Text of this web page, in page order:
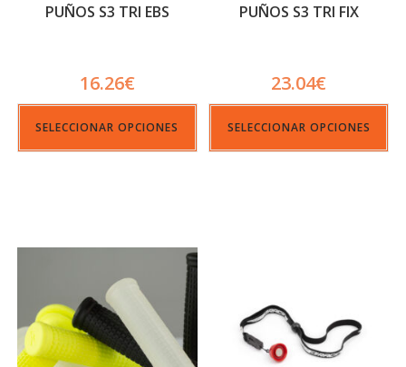
PUÑOS S3 TRI EBS
16.26€
SELECCIONAR OPCIONES
PUÑOS S3 TRI FIX
23.04€
SELECCIONAR OPCIONES